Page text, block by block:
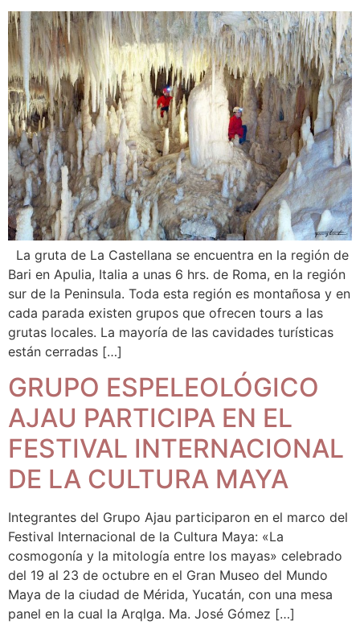
La gruta de La Castellana se encuentra en la región de
Bari en Apulia, Italia a unas 6 hrs. de Roma, en la región
sur de la Peninsula. Toda esta región es montañosa y en
cada parada existen grupos que ofrecen tours a las
grutas locales. La mayoría de las cavidades turísticas
están cerradas […]
GRUPO ESPELEOLÓGICO
AJAU PARTICIPA EN EL
FESTIVAL INTERNACIONAL
DE LA CULTURA MAYA
Integrantes del Grupo Ajau participaron en el marco del
Festival Internacional de la Cultura Maya: «La
cosmogonía y la mitología entre los mayas» celebrado
del 19 al 23 de octubre en el Gran Museo del Mundo
Maya de la ciudad de Mérida, Yucatán, con una mesa
panel en la cual la Arqlga. Ma. José Gómez […]